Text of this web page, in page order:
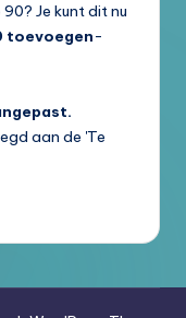
Je kunt dit nu
toevoegen-
aan de 'Te